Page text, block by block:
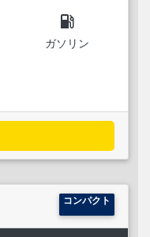
local_gas_station
ガソリン
コンパクト